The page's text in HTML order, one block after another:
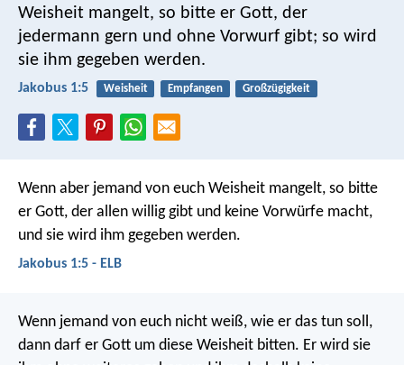
Weisheit mangelt, so bitte er Gott, der
jedermann gern und ohne Vorwurf gibt; so wird
sie ihm gegeben werden.
Jakobus 1:5 Weisheit Empfangen Großzügigkeit
Wenn aber jemand von euch Weisheit mangelt, so bitte
er Gott, der allen willig gibt und keine Vorwürfe macht,
und sie wird ihm gegeben werden.
Jakobus 1:5 - ELB
Wenn jemand von euch nicht weiß, wie er das tun soll,
dann darf er Gott um diese Weisheit bitten. Er wird sie